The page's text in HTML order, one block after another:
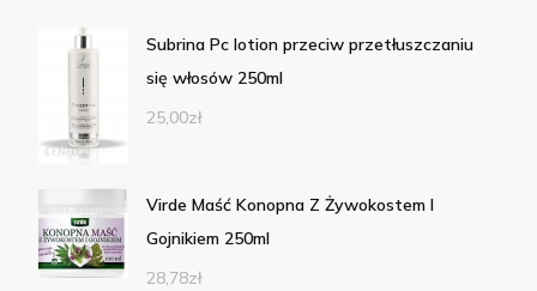
Subrina Pc lotion przeciw przetłuszczaniu
się włosów 250ml
25,00zł
Virde Maść Konopna Z Żywokostem I
Gojnikiem 250ml
28,78zł